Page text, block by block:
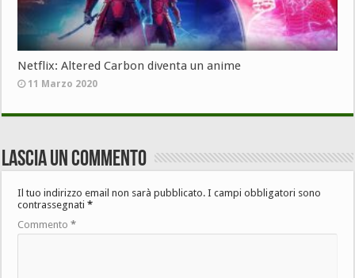
Netflix: Altered Carbon diventa un anime
11 Marzo 2020
Lascia un commento
Il tuo indirizzo email non sarà pubblicato. I campi obbligatori sono
contrassegnati*
Commento*